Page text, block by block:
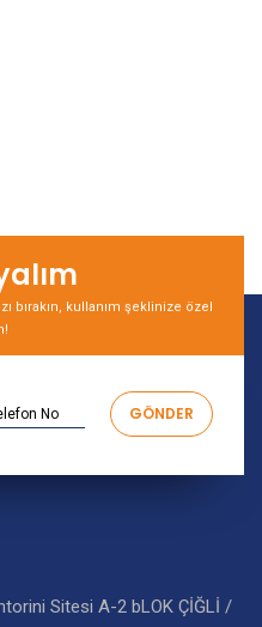
bırakın, kullanım şeklinize özel
Sitesi A-2 bLOK ÇİĞLİ /